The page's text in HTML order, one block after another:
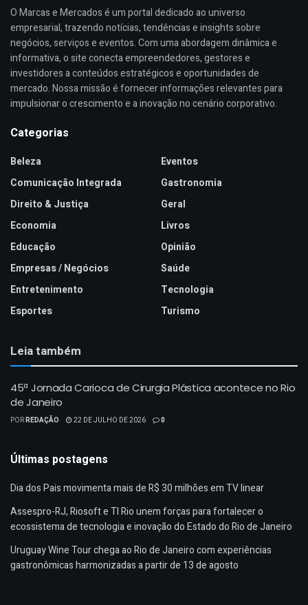
O Marcas e Mercados é um portal dedicado ao universo
empresarial, trazendo notícias, tendências e insights sobre
negócios, serviços e eventos. Com uma abordagem dinâmica e
informativa, o site conecta empreendedores, gestores e
investidores a conteúdos estratégicos e oportunidades de
mercado. Nossa missão é fornecer informações relevantes para
impulsionar o crescimento e a inovação no cenário corporativo.
Categorias
Beleza
Comunicação Integrada
Direito & Justiça
Economia
Educação
Empresas / Negócios
Entretenimento
Esportes
Eventos
Gastronomia
Geral
Livros
Opinião
Saúde
Tecnologia
Turismo
Leia também
45ª Jornada Carioca de Cirurgia Plástica acontece no Rio
de Janeiro
PORREDAÇÃO 22 DE JULHO DE 2026 0
Últimas postagens
Dia dos Pais movimenta mais de R$ 30 milhões em TV linear
Assespro-RJ, Riosoft e TI Rio unem forças para fortalecer o
ecossistema de tecnologia e inovação do Estado do Rio de Janeiro
Uruguay Wine Tour chega ao Rio de Janeiro com experiências
gastronômicas harmonizadas a partir de 13 de agosto